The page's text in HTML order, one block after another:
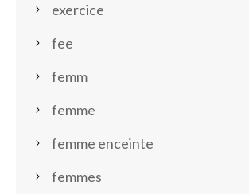
exercice
fee
femm
femme
femme enceinte
femmes